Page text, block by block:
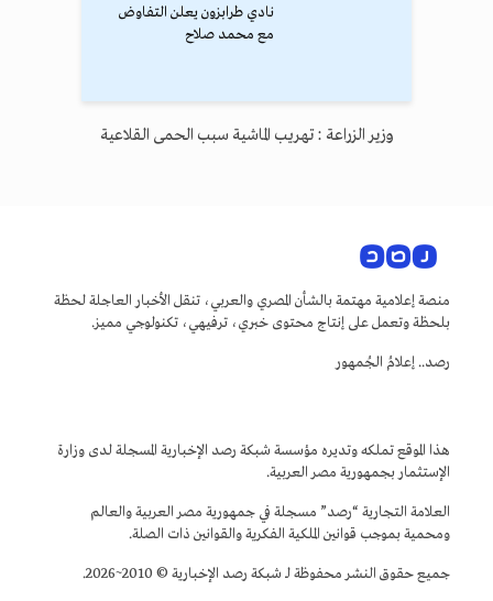
نادي طرابزون يعلن التفاوض
مع محمد صلاح
وزير الزراعة : تهريب الماشية سبب الحمى القلاعية
منصة إعلامية مهتمة بالشأن المصري والعربي، تنقل الأخبار العاجلة لحظة
بلحظة وتعمل على إنتاج محتوى خبري، ترفيهي، تكنولوجي مميز.
رصد.. إعلامُ الجُمهور
هذا الموقع تملكه وتديره مؤسسة شبكة رصد الإخبارية المسجلة لدى وزارة
الإستثمار بجمهورية مصر العربية.
العلامة التجارية “رصد” مسجلة في جمهورية مصر العربية والعالم
ومحمية بموجب قوانين الملكية الفكرية والقوانين ذات الصلة.
جميع حقوق النشر محفوظة لـ شبكة رصد الإخبارية © 2010~2026.